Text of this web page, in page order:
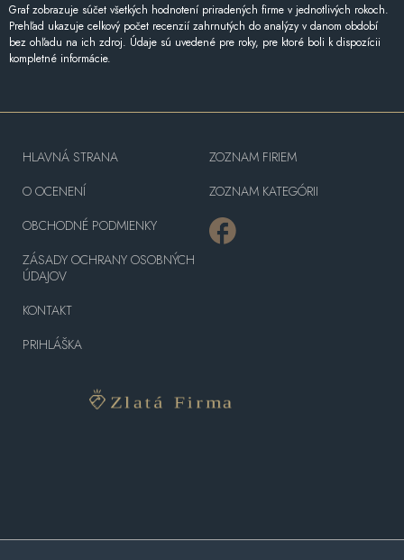
Graf zobrazuje súčet všetkých hodnotení priradených firme v jednotlivých rokoch.
Prehľad ukazuje celkový počet recenzií zahrnutých do analýzy v danom období
bez ohľadu na ich zdroj. Údaje sú uvedené pre roky, pre ktoré boli k dispozícii
kompletné informácie.
HLAVNÁ STRANA
O OCENENÍ
OBCHODNÉ PODMIENKY
ZÁSADY OCHRANY OSOBNÝCH
ÚDAJOV
KONTAKT
PRIHLÁŠKA
ZOZNAM FIRIEM
ZOZNAM KATEGÓRII